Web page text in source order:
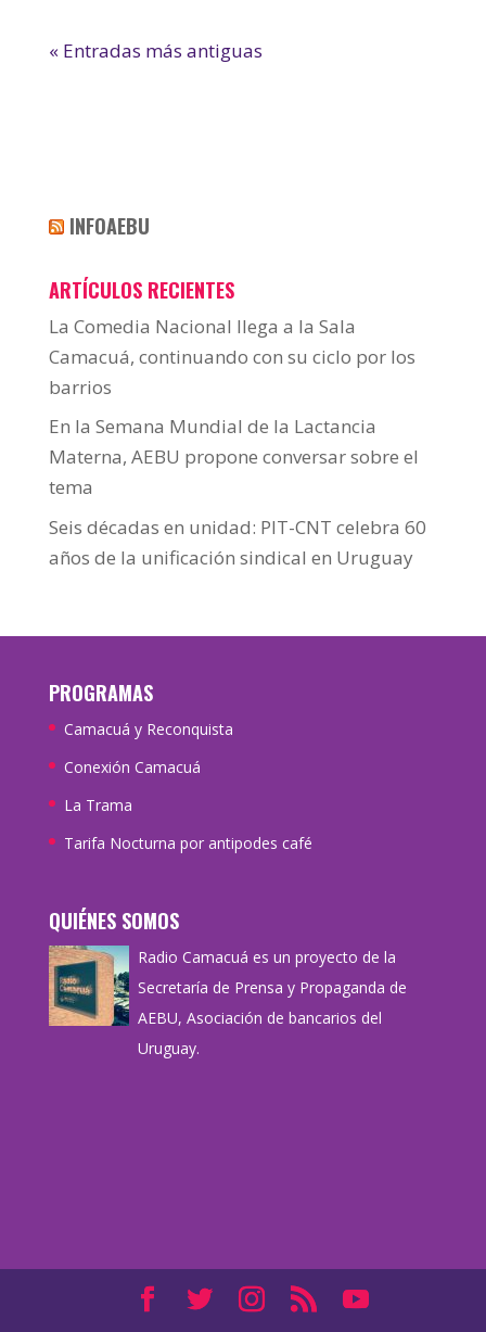
« Entradas más antiguas
INFOAEBU
ARTÍCULOS RECIENTES
La Comedia Nacional llega a la Sala
Camacuá, continuando con su ciclo por los
barrios
En la Semana Mundial de la Lactancia
Materna, AEBU propone conversar sobre el
tema
Seis décadas en unidad: PIT-CNT celebra 60
años de la unificación sindical en Uruguay
PROGRAMAS
Camacuá y Reconquista
Conexión Camacuá
La Trama
Tarifa Nocturna por antipodes café
QUIÉNES SOMOS
Radio Camacuá es un proyecto de la
Secretaría de Prensa y Propaganda de
AEBU, Asociación de bancarios del
Uruguay.